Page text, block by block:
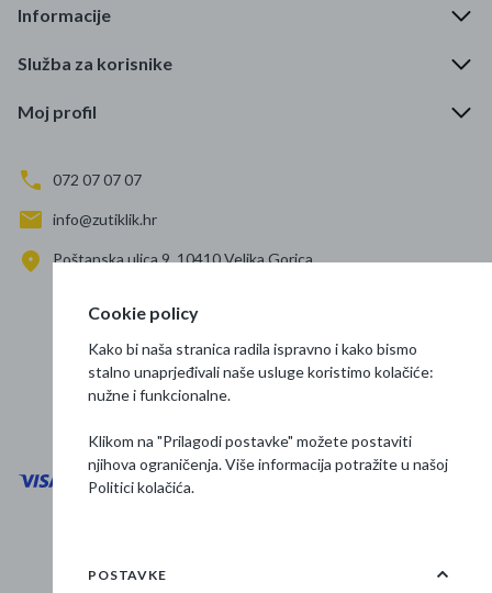
Informacije
Služba za korisnike
Moj profil
072 07 07 07
info@zutiklik.hr
Poštanska ulica 9, 10410 Velika Gorica
Prati nas
Osnovne informacije
Cookie policy
Kako bi naša stranica radila ispravno i kako bismo
stalno unaprjeđivali naše usluge koristimo kolačiće:
nužne i funkcionalne.
Klikom na "Prilagodi postavke" možete postaviti
njihova ograničenja. Više informacija potražite u našoj
Politici kolačića.
POSTAVKE